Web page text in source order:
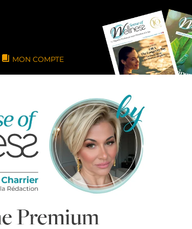
MON COMPTE